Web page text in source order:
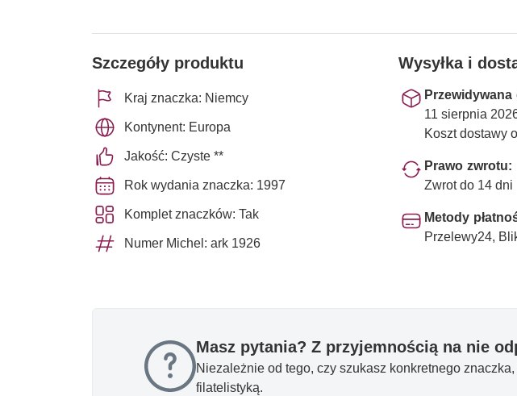
Szczegóły produktu
Kraj znaczka: Niemcy
Kontynent: Europa
Jakość: Czyste **
Rok wydania znaczka: 1997
Komplet znaczków: Tak
Numer Michel: ark 1926
Wysyłka i
Przewidywana
11 sierpnia
Koszt dostawy
Prawo zwrotu:
Zwrot do 14 dni
Metody
Przelewy24,
Masz pytania? Z przyjemnością na nie
Niezależnie od tego, czy szukasz konkretnego
filatelistyką.